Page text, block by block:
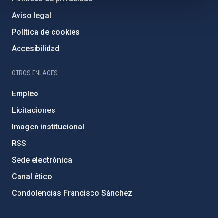
Aviso legal
Política de cookies
Accesibilidad
OTROS ENLACES
Empleo
Licitaciones
Imagen institucional
RSS
Sede electrónica
Canal ético
Condolencias Francisco Sánchez